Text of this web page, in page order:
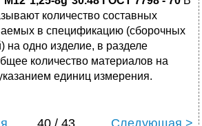
количество составных
в спецификацию (сбоpочных
на одно изделие, в pазделе
количество матеpиалов на
единиц измеpения.